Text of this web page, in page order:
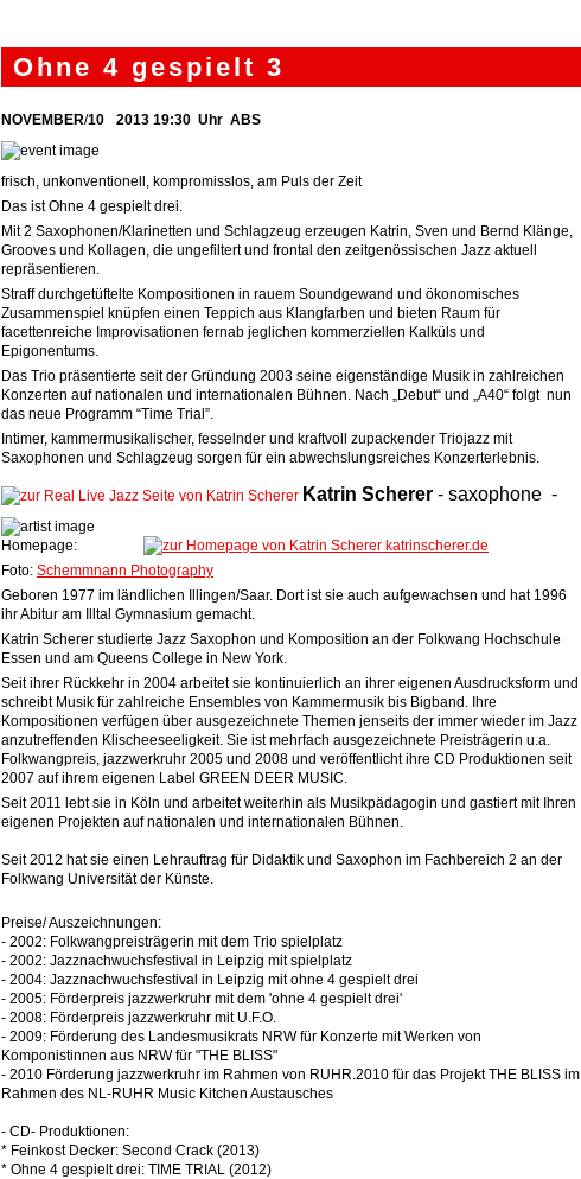
Ohne 4 gespielt 3
NOVEMBER/10 2013 19:30 Uhr ABS
frisch, unkonventionell, kompromisslos, am Puls der Zeit
Das ist Ohne 4 gespielt drei.
Mit 2 Saxophonen/Klarinetten und Schlagzeug erzeugen Katrin, Sven und Bernd Klänge,
Grooves und Kollagen, die ungefiltert und frontal den zeitgenössischen Jazz aktuell
repräsentieren.
Straff durchgetüftelte Kompositionen in rauem Soundgewand und ökonomisches
Zusammenspiel knüpfen einen Teppich aus Klangfarben und bieten Raum für
facettenreiche Improvisationen fernab jeglichen kommerziellen Kalküls und
Epigonentums.
Das Trio präsentierte seit der Gründung 2003 seine eigenständige Musik in zahlreichen
Konzerten auf nationalen und internationalen Bühnen. Nach „Debut“ und „A40“ folgt nun
das neue Programm “Time Trial”.
Intimer, kammermusikalischer, fesselnder und kraftvoll zupackender Triojazz mit
Saxophonen und Schlagzeug sorgen für ein abwechslungsreiches Konzerterlebnis.
Katrin Scherer - saxophone -
Homepage:
katrinscherer.de
Foto: Schemmnann Photography
Geboren 1977 im ländlichen Illingen/Saar. Dort ist sie auch aufgewachsen und hat 1996
ihr Abitur am Illtal Gymnasium gemacht.
Katrin Scherer studierte Jazz Saxophon und Komposition an der Folkwang Hochschule
Essen und am Queens College in New York.
Seit ihrer Rückkehr in 2004 arbeitet sie kontinuierlich an ihrer eigenen Ausdrucksform und
schreibt Musik für zahlreiche Ensembles von Kammermusik bis Bigband. Ihre
Kompositionen verfügen über ausgezeichnete Themen jenseits der immer wieder im Jazz
anzutreffenden Klischeeseeligkeit. Sie ist mehrfach ausgezeichnete Preisträgerin u.a.
Folkwangpreis, jazzwerkruhr 2005 und 2008 und veröffentlicht ihre CD Produktionen seit
2007 auf ihrem eigenen Label GREEN DEER MUSIC.
Seit 2011 lebt sie in Köln und arbeitet weiterhin als Musikpädagogin und gastiert mit Ihren
eigenen Projekten auf nationalen und internationalen Bühnen.
Seit 2012 hat sie einen Lehrauftrag für Didaktik und Saxophon im Fachbereich 2 an der
Folkwang Universität der Künste.
Preise/ Auszeichnungen:
- 2002: Folkwangpreisträgerin mit dem Trio spielplatz
- 2002: Jazznachwuchsfestival in Leipzig mit spielplatz
- 2004: Jazznachwuchsfestival in Leipzig mit ohne 4 gespielt drei
- 2005: Förderpreis jazzwerkruhr mit dem 'ohne 4 gespielt drei'
- 2008: Förderpreis jazzwerkruhr mit U.F.O.
- 2009: Förderung des Landesmusikrats NRW für Konzerte mit Werken von
Komponistinnen aus NRW für "THE BLISS"
- 2010 Förderung jazzwerkruhr im Rahmen von RUHR.2010 für das Projekt THE BLISS im
Rahmen des NL-RUHR Music Kitchen Austausches
- CD- Produktionen:
* Feinkost Decker: Second Crack (2013)
* Ohne 4 gespielt drei: TIME TRIAL (2012)